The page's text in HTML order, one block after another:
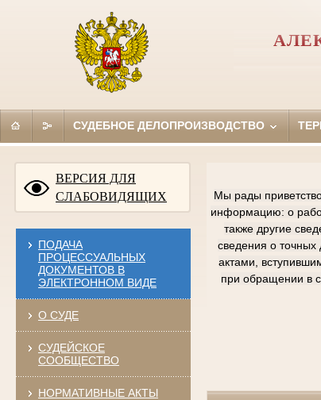
СУДЕБНОЕ ДЕЛОПРОИЗВОДСТВО
ВЕРСИЯ ДЛЯ
СЛАБОВИДЯЩИХ
ПОДАЧА
ПРОЦЕССУАЛЬНЫХ
ДОКУМЕНТОВ В
ЭЛЕКТРОННОМ ВИДЕ
О СУДЕ
СУДЕЙСКОЕ
СООБЩЕСТВО
НОРМАТИВНЫЕ АКТЫ
Мы рады
информацию: о
также другие
сведения о точных
актами,
при обращении в